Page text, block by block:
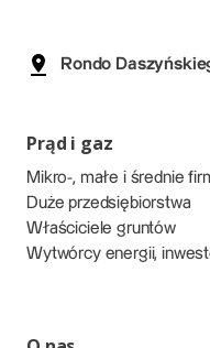
Rondo
Prąd i gaz
Mikro-, małe i średnie
Duże przedsiębiorstwa
Właściciele gruntów
Wytwórcy energii,